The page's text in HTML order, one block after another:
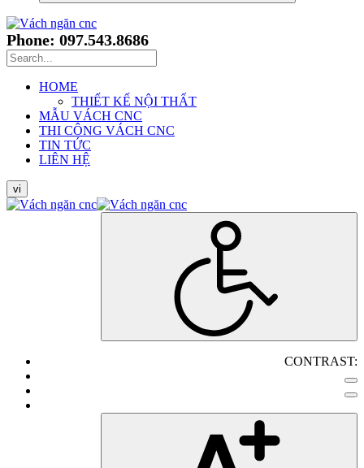
Phone: 097.543.8686
HOME
THIẾT KẾ NỘI THẤT
MẪU VÁCH CNC
THI CÔNG VÁCH CNC
TIN TỨC
LIÊN HỆ
vi
CONTRAST: